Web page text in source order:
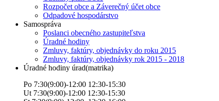
Rozpočet obce a Záverečný účet obce
Odpadové hospodárstvo
Samospráva
Poslanci obecného zastupiteľstva
Úradné hodiny
Zmluvy, faktúry, objednávky do roku 2015
Zmluvy, faktúry, objednávky rok 2015 - 2018
Úradné hodiny úrad(matrika)
Po 7:30(9:00)-12:00 12:30-15:30
Ut 7:30(9:00)-12:00 12:30-15:30